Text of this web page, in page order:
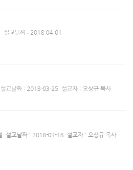
설교날짜 : 2018-04-01
설교날짜 : 2018-03-25 설교자 : 오상규 목사
설교날짜 : 2018-03-18 설교자 : 오상규 목사